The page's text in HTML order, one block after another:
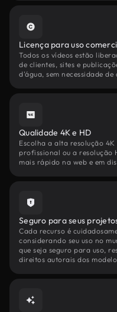
Licença para uso
Todos os vídeos estão
de clientes, sites e
d'água, sem necessidade
Qualidade 4K e HD
Escolha a alta resolução
profissional ou a resolução
mais rápido na web e em
Seguro para seus
Cada recurso é
considerando seu uso no
que seja seguro para uso,
direitos autorais dos